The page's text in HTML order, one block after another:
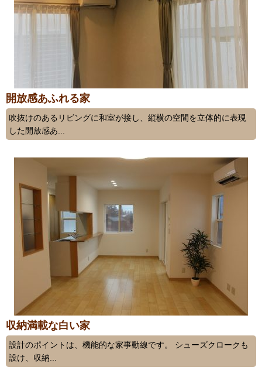
開放感あふれる家
吹抜けのあるリビングに和室が接し、縦横の空間を立体的に表現
した開放感あ...
収納満載な白い家
設計のポイントは、機能的な家事動線です。 シューズクロークも
設け、収納...